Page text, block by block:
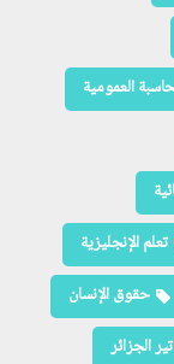
العمومية
تعلم الإنجليزية
حقوق الإنسان
الجزائر